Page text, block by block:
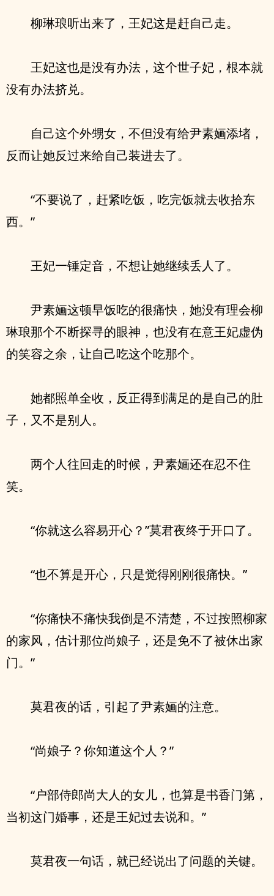
柳琳琅听出来了，王妃这是赶自己走。
王妃这也是没有办法，这个世子妃，根本就
没有办法挤兑。
自己这个外甥女，不但没有给尹素婳添堵，
反而让她反过来给自己装进去了。
“不要说了，赶紧吃饭，吃完饭就去收拾东
西。”
王妃一锤定音，不想让她继续丢人了。
尹素婳这顿早饭吃的很痛快，她没有理会柳
琳琅那个不断探寻的眼神，也没有在意王妃虚伪
的笑容之余，让自己吃这个吃那个。
她都照单全收，反正得到满足的是自己的肚
子，又不是别人。
两个人往回走的时候，尹素婳还在忍不住
笑。
“你就这么容易开心？”莫君夜终于开口了。
“也不算是开心，只是觉得刚刚很痛快。”
“你痛快不痛快我倒是不清楚，不过按照柳家
的家风，估计那位尚娘子，还是免不了被休出家
门。”
莫君夜的话，引起了尹素婳的注意。
“尚娘子？你知道这个人？”
“户部侍郎尚大人的女儿，也算是书香门第，
当初这门婚事，还是王妃过去说和。”
莫君夜一句话，就已经说出了问题的关键。